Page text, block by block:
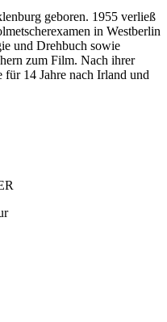
geboren. 1955 verließ
in Westberlin
und Drehbuch sowie
zum Film. Nach ihrer
14 Jahre nach Irland und